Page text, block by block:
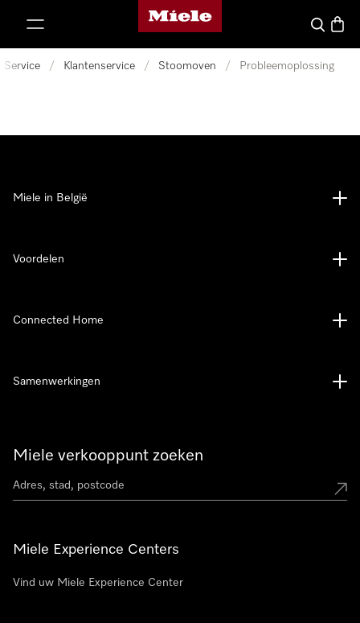
Miele homepage
Wat zoek
Service / Klantenservice / Stoomoven / Probleemoplossing
Miele verkooppunt zoeken
Miele Experience Centers
Vind uw Miele Experience Center
Miele in België
Voordelen
Connected Home
Samenwerkingen